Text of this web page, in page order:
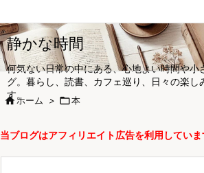
静かな時間
何気ない日常の中にある、心地よい時間や小
グ。暮らし、読書、カフェ巡り、日々の楽し
す。
ホーム > 本
当ブログはアフィリエイト広告を利用していま